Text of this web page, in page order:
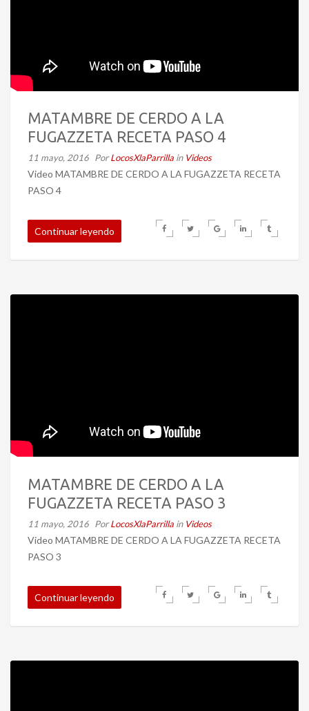
MATAMBRE DE CERDO A LA
FUGAZZETA RECETA PASO 4
11 mayo, 2016 PorLocosXlaParrilla in Videos
Video MATAMBRE DE CERDO A LA FUGAZZETA RECETA
PASO 4
Continuar leyendo
MATAMBRE DE CERDO A LA
FUGAZZETA RECETA PASO 3
11 mayo, 2016 PorLocosXlaParrilla in Videos
Video MATAMBRE DE CERDO A LA FUGAZZETA RECETA
PASO 3
Continuar leyendo